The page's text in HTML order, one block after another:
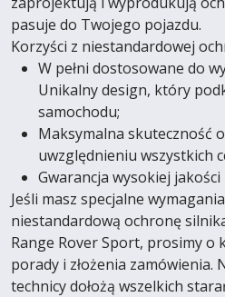
pasuje do Twojego pojazdu.
Korzyści z niestandardowej
W pełni dostosowane do
Unikalny design, który
samochodu;
Maksymalna skuteczność
uwzględnieniu wszystkich
Gwarancja wysokiej
Jeśli masz specjalne
niestandardową ochronę
Range Rover Sport, prosimy o
porady i złożenia zamówienia.
technicy dołożą wszelkich